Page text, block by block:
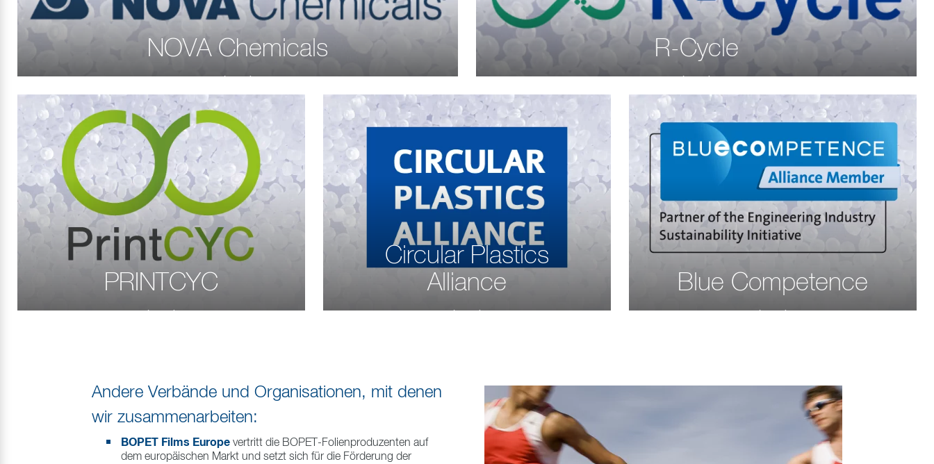
NOVA Chemicals R-Cycle
PRINTCYC
Circular Plastics
Alliance
Blue Competence
Andere Verbände und Organisationen, mit denen
wir zusammenarbeiten:
BOPET Films Europe vertritt die BOPET-Folienproduzenten auf
dem europäischen Markt und setzt sich für die Förderung der